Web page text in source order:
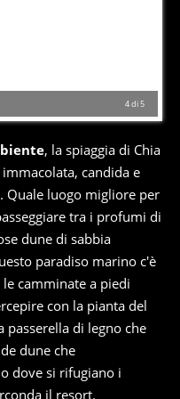
4di5
, la spiaggia di Chia
candida e
. Quale luogo migliore per
tra i profumi di
dune di sabbia
paradiso marino c'è
camminate a piedi
con la pianta del
passerella di legno che
dune che
dove si rifugiano i
il resort.